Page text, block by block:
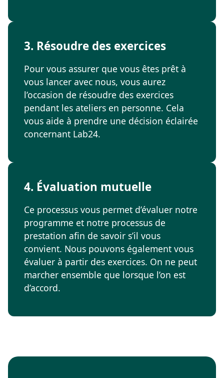
3. Résoudre des exercices
Pour vous assurer que vous êtes prêt à
vous lancer avec nous, vous aurez
l’occasion de résoudre des exercices
pendant les ateliers en personne. Cela
vous aide à prendre une décision éclairée
concernant Lab24.
4. Évaluation mutuelle
Ce processus vous permet d’évaluer notre
programme et notre processus de
prestation afin de savoir s’il vous
convient. Nous pouvons également vous
évaluer à partir des exercices. On ne peut
marcher ensemble que lorsque l’on est
d’accord.